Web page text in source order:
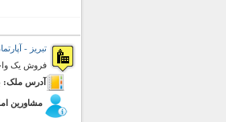
تبریز - آپارتمان
فروش یک
آدرس ملک:
مشاورین